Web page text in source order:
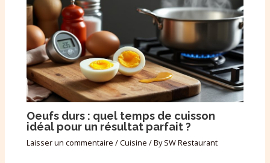
Oeufs durs : quel temps de cuisson
idéal pour un résultat parfait ?
Laisser un commentaire /Cuisine / BySW Restaurant